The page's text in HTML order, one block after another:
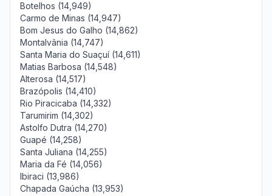
Botelhos (14,949)
Carmo de Minas (14,947)
Bom Jesus do Galho (14,862)
Montalvânia (14,747)
Santa Maria do Suaçuí (14,611)
Matias Barbosa (14,548)
Alterosa (14,517)
Brazópolis (14,410)
Rio Piracicaba (14,332)
Tarumirim (14,302)
Astolfo Dutra (14,270)
Guapé (14,258)
Santa Juliana (14,255)
Maria da Fé (14,056)
Ibiraci (13,986)
Chapada Gaúcha (13,953)